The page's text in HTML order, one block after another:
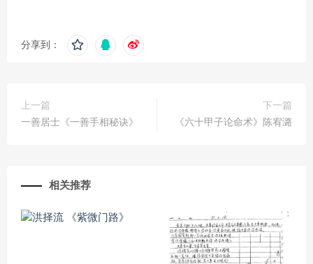
分享到：
上一篇
一善居士《一善手相秘诀》
下一篇
《六十甲子论命术》陈宥潞
相关推荐